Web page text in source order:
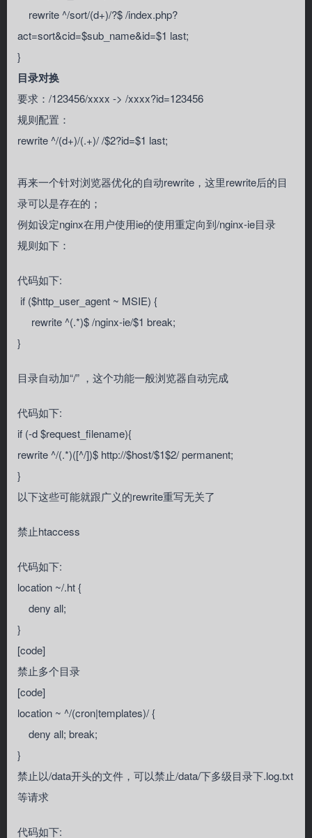
rewrite ^/sort/(d+)/?$ /index.php?
act=sort&cid=$sub_name&id=$1 last;
}
目录对换
要求：/123456/xxxx -> /xxxx?id=123456
规则配置：
rewrite ^/(d+)/(.+)/ /$2?id=$1 last;
再来一个针对浏览器优化的自动rewrite，这里rewrite后的目
录可以是存在的；
例如设定nginx在用户使用ie的使用重定向到/nginx-ie目录
规则如下：
代码如下:
if ($http_user_agent ~ MSIE) {
rewrite ^(.*)$ /nginx-ie/$1 break;
}
目录自动加“/” ，这个功能一般浏览器自动完成
代码如下:
if (-d $request_filename){
rewrite ^/(.*)([^/])$ http://$host/$1$2/ permanent;
}
以下这些可能就跟广义的rewrite重写无关了
禁止htaccess
代码如下:
location ~/.ht {
deny all;
}
[code]
禁止多个目录
[code]
location ~ ^/(cron|templates)/ {
deny all; break;
}
禁止以/data开头的文件，可以禁止/data/下多级目录下.log.txt
等请求
代码如下: